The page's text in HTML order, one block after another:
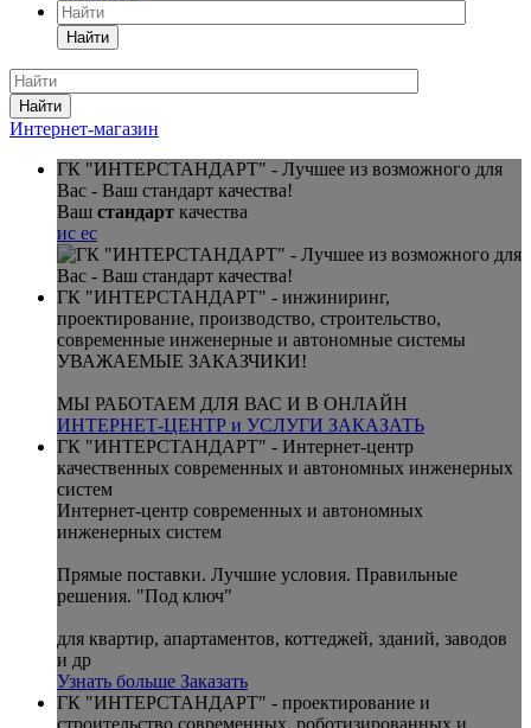
Найти
Найти
Интернет-магазин
ГК "ИНТЕРСТАНДАРТ" - Лучшее из возможного для
Вас - Ваш стандарт качества!
Ваш стандарт качества
ис ес
ГК "ИНТЕРСТАНДАРТ" - инжиниринг,
проектирование, производство, строительство,
современные инженерные и автономные системы
УВАЖАЕМЫЕ ЗАКАЗЧИКИ!
МЫ РАБОТАЕМ ДЛЯ ВАС И В ОНЛАЙН
ИНТЕРНЕТ-ЦЕНТР и УСЛУГИ ЗАКАЗАТЬ
ГК "ИНТЕРСТАНДАРТ" - Интернет-центр
качественных современных и автономных инженерных
систем
Интернет-центр современных и автономных
инженерных систем
Прямые поставки. Лучшие условия. Правильные
решения. "Под ключ"
для квартир, апартаментов, коттеджей, зданий, заводов
и др
Узнать больше Заказать
ГК "ИНТЕРСТАНДАРТ" - проектирование и
строительство современных, роботизированных и